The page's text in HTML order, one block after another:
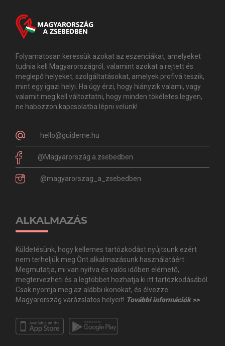
Folyamatosan keressük azokat az eszenciákat, amelyeket
tudnia kell Magyarországról, valamint azokat a rejtett és
meglepő helyeket, szolgáltatásokat, amelyek profivá teszik,
mint egy igazi helyi. Ha úgy érzi, hogy hiányzik valami, vagy
valamit meg kell változtatni, hogy minden tökéletes legyen,
ne habozzon kapcsolatba lépni velünk!
hello@guideme.hu
@Magyarország.a.zsebedben
@magyarorszag_a_zsebedben
ALKALMAZÁS
Küldetésünk, hogy kellemes tartózkodást nyújtsunk ezért
nem terheljük meg Önt alkalmazásunk használatáért.
Megmutatja, mi van nyitva és valós időben elérhető,
megtervezheti és a legtöbbet hozhatja ki itt tartózkodásából.
Csak nyomja meg az alábbi ikonokat, és élvezze
Magyarország varázslatos helyeit! További információk >>